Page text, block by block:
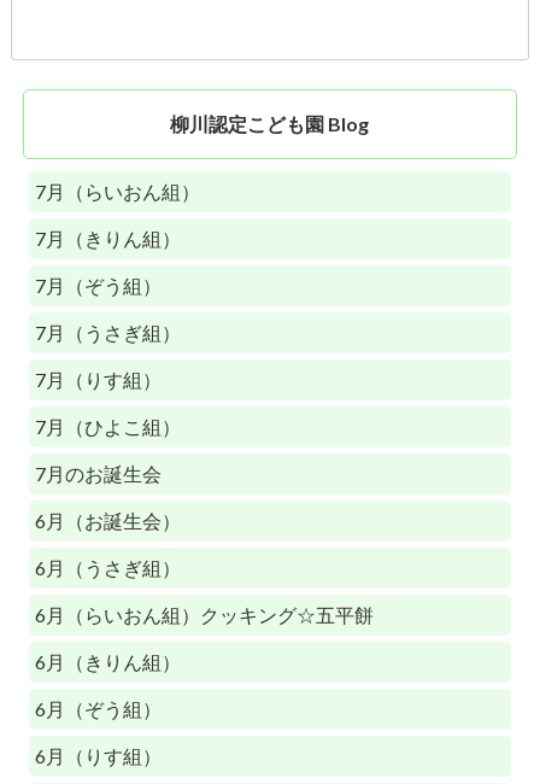
柳川認定こども園 Blog
7月（らいおん組）
7月（きりん組）
7月（ぞう組）
7月（うさぎ組）
7月（りす組）
7月（ひよこ組）
7月のお誕生会
6月（お誕生会）
6月（うさぎ組）
6月（らいおん組）クッキング☆五平餅
6月（きりん組）
6月（ぞう組）
6月（りす組）